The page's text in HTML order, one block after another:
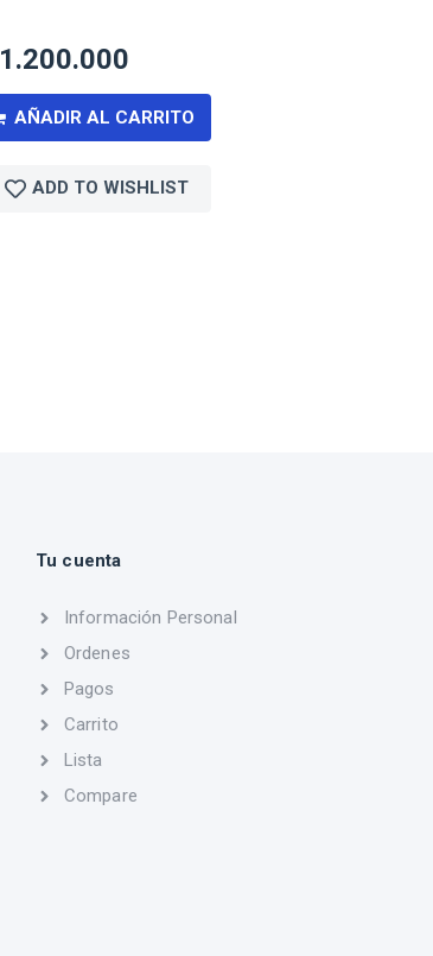
1.200.000
AÑADIR AL CARRITO
ADD TO WISHLIST
Tu cuenta
Información Personal
Ordenes
Pagos
Carrito
Lista
Compare